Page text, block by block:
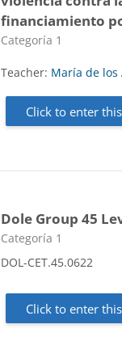
financiamiento
Course category
Categoría 1
Teacher: María de los
Click to enter
Dole Group 45
Course category
Categoría 1
DOL-CET.45.0622
Click to enter